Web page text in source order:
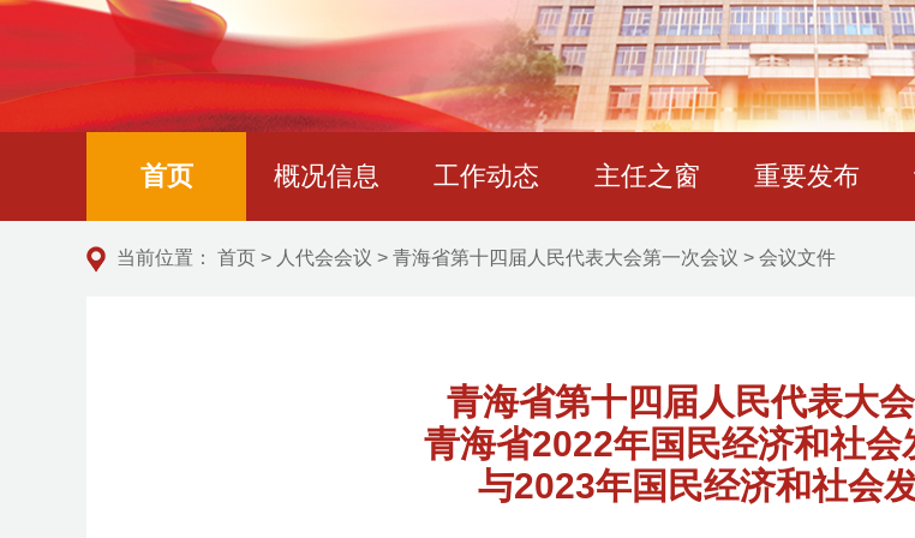
首页 概况信息 工作动态 主任之窗 重要发布
当前位置： 首页 > 人代会会议 > 青海省第十四届人民代表大会第一次会议 > 会议文件
青海省第十四届人民代表大
青海省2022年国民经济和社
与2023年国民经济和社会